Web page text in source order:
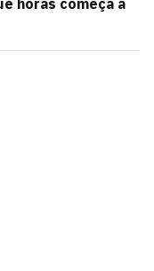
horas começa a